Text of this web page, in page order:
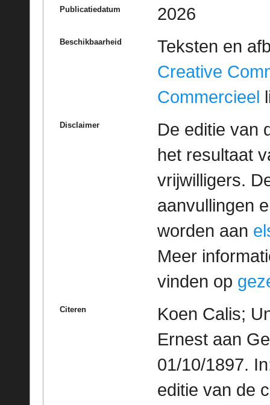
Publicatiedatum 2026
Beschikbaarheid
Teksten en
Creative
Commercieel
Disclaimer
De editie van
het resultaat
vrijwilligers.
aanvullingen
worden aan
Meer
vinden op
Citeren
Koen Calis;
Ernest aan
01/10/1897.
editie van de